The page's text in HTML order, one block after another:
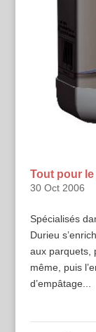
Tout pour
30 Oct 2006
Spécialisés
Durieu
aux parquets,
même, puis
d’empâtage...